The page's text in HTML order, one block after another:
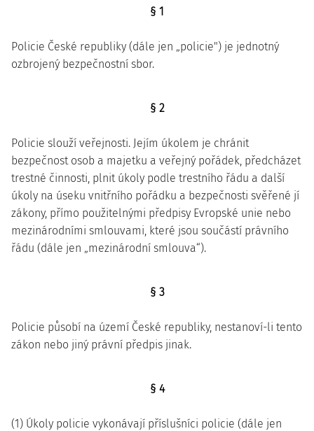
§ 1
Policie České republiky (dále jen „policie") je jednotný
ozbrojený bezpečnostní sbor.
§ 2
Policie slouží veřejnosti. Jejím úkolem je chránit
bezpečnost osob a majetku a veřejný pořádek, předcházet
trestné činnosti, plnit úkoly podle trestního řádu a další
úkoly na úseku vnitřního pořádku a bezpečnosti svěřené jí
zákony, přímo použitelnými předpisy Evropské unie nebo
mezinárodními smlouvami, které jsou součástí právního
řádu (dále jen „mezinárodní smlouva“).
§ 3
Policie působí na území České republiky, nestanoví-li tento
zákon nebo jiný právní předpis jinak.
§ 4
(1) Úkoly policie vykonávají příslušníci policie (dále jen